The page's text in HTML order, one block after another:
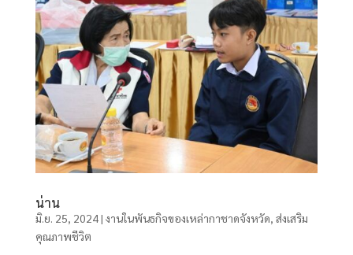
น่าน
มิ.ย. 25, 2024| งานในพันธกิจของเหล่ากาชาดจังหวัด, ส่งเสริม
คุณภาพชีวิต